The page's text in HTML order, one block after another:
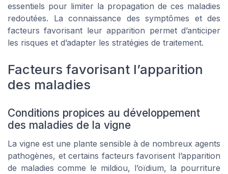
essentiels pour limiter la propagation de ces maladies
redoutées. La connaissance des symptômes et des
facteurs favorisant leur apparition permet d’anticiper
les risques et d’adapter les stratégies de traitement.
Facteurs favorisant l’apparition
des maladies
Conditions propices au développement
des maladies de la vigne
La vigne est une plante sensible à de nombreux agents
pathogènes, et certains facteurs favorisent l’apparition
de maladies comme le mildiou, l’oïdium, la pourriture